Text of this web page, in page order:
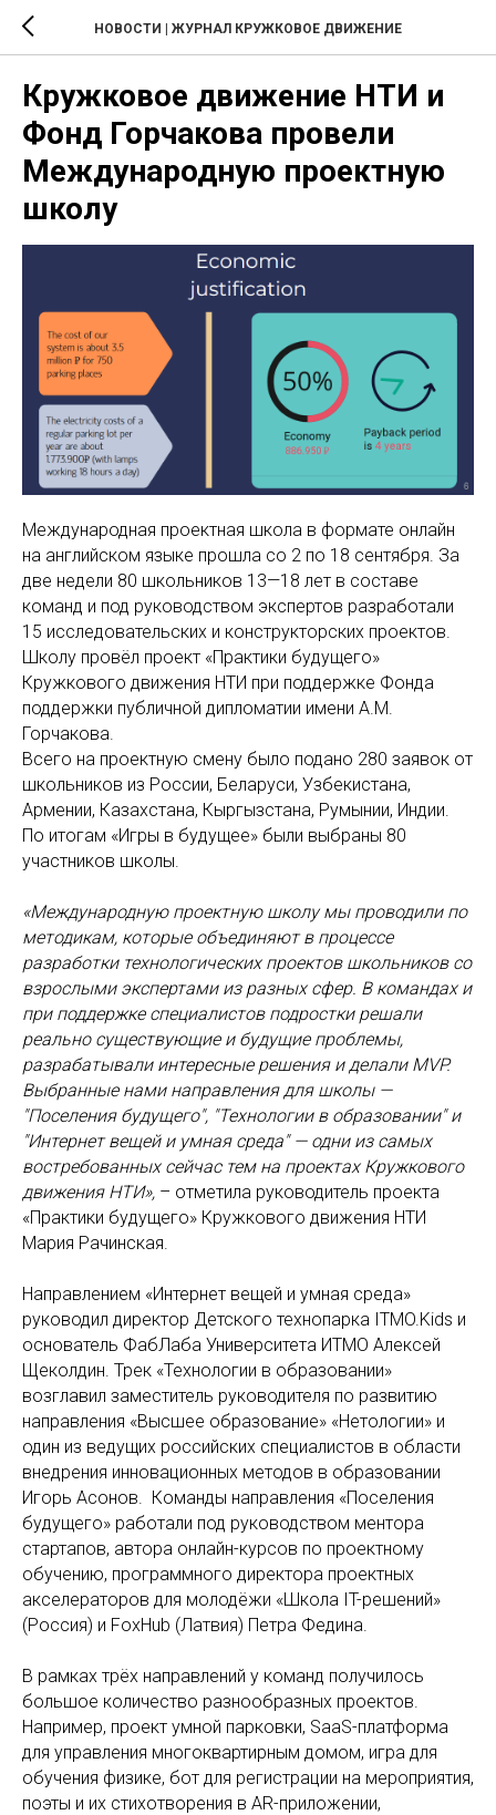
НОВОСТИ | ЖУРНАЛ КРУЖКОВОЕ ДВИЖЕНИЕ
Кружковое движение НТИ и
Фонд Горчакова провели
Международную проектную
школу
Международная проектная школа в формате онлайн
на английском языке прошла со 2 по 18 сентября. За
две недели 80 школьников 13—18 лет в составе
команд и под руководством экспертов разработали
15 исследовательских и конструкторских проектов.
Школу провёл проект «Практики будущего»
Кружкового движения НТИ при поддержке Фонда
поддержки публичной дипломатии имени А.М.
Горчакова.
Всего на проектную смену было подано 280 заявок от
школьников из России, Беларуси, Узбекистана,
Армении, Казахстана, Кыргызстана, Румынии, Индии.
По итогам «Игры в будущее» были выбраны 80
участников школы.
«Международную проектную школу мы проводили по
методикам, которые объединяют в процессе
разработки технологических проектов школьников со
взрослыми экспертами из разных сфер. В командах и
при поддержке специалистов подростки решали
реально существующие и будущие проблемы,
разрабатывали интересные решения и делали MVP.
Выбранные нами направления для школы —
"Поселения будущего", "Технологии в образовании" и
"Интернет вещей и умная среда" — одни из самых
востребованных сейчас тем на проектах Кружкового
движения НТИ», – отметила руководитель проекта
«Практики будущего» Кружкового движения НТИ
Мария Рачинская.
Направлением «Интернет вещей и умная среда»
руководил директор Детского технопарка ITMO.Kids и
основатель ФабЛаба Университета ИТМО Алексей
Щеколдин. Трек «Технологии в образовании»
возглавил заместитель руководителя по развитию
направления «Высшее образование» «Нетологии» и
один из ведущих российских специалистов в области
внедрения инновационных методов в образовании
Игорь Асонов. Команды направления «Поселения
будущего» работали под руководством ментора
стартапов, автора онлайн-курсов по проектному
обучению, программного директора проектных
акселераторов для молодёжи «Школа IT-решений»
(Россия) и FoxHub (Латвия) Петра Федина.
В рамках трёх направлений у команд получилось
большое количество разнообразных проектов.
Например, проект умной парковки, SaaS-платформа
для управления многоквартирным домом, игра для
обучения физике, бот для регистрации на мероприятия,
поэты и их стихотворения в AR-приложении,